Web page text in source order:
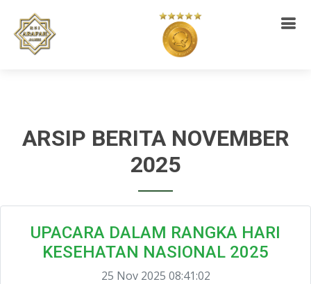
ARSIP BERITA NOVEMBER
2025
UPACARA DALAM RANGKA HARI
KESEHATAN NASIONAL 2025
25 Nov 2025 08:41:02